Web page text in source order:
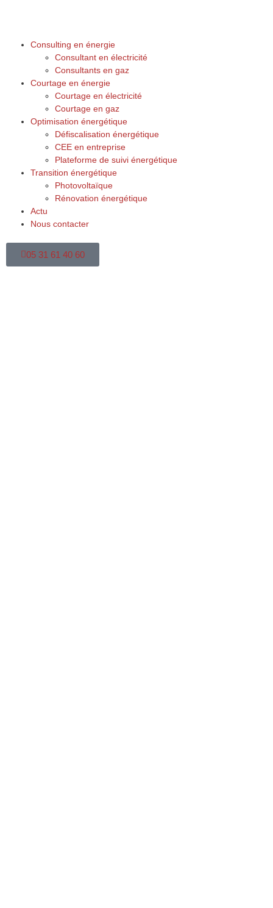
Consulting en énergie
Consultant en électricité
Consultants en gaz
Courtage en énergie
Courtage en électricité
Courtage en gaz
Optimisation énergétique
Défiscalisation énergétique
CEE en entreprise
Plateforme de suivi énergétique
Transition énergétique
Photovoltaïque
Rénovation énergétique
Actu
Nous contacter
05 31 61 40 60